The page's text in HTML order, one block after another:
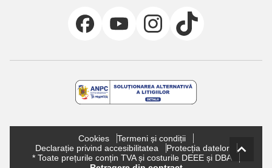
Cookies
Termeni și condiții
Declarație privind accesibilitatea
Protecția datelor
* Toate prețurile conțin TVA și costurile DEEE și DBA